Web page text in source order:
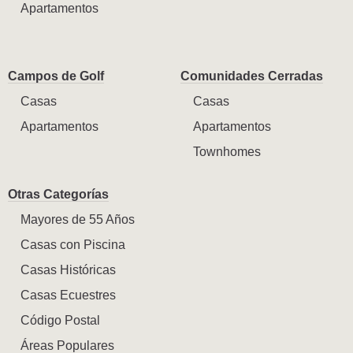
Apartamentos
Campos de Golf
Casas
Apartamentos
Comunidades Cerradas
Casas
Apartamentos
Townhomes
Otras Categorías
Mayores de 55 Años
Casas con Piscina
Casas Históricas
Casas Ecuestres
Código Postal
Áreas Populares